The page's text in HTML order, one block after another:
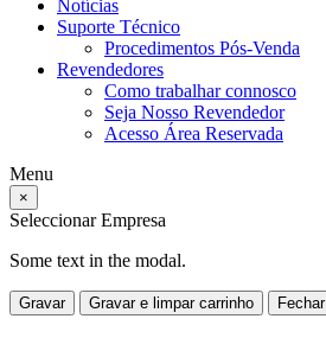
Notícias
Suporte Técnico
Procedimentos Pós-Venda
Revendedores
Como trabalhar connosco
Seja Nosso Revendedor
Acesso Área Reservada
Menu
×
Seleccionar Empresa
Some text in the modal.
Gravar Gravar e limpar carrinho Fechar